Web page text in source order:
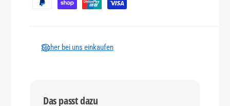
Sicher bei uns einkaufen
Das passt dazu